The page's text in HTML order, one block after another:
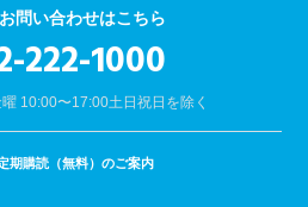
問い合わせはこちら
222-1000
10:00〜17:00土日祝日を除く
期購読（無料）のご案内